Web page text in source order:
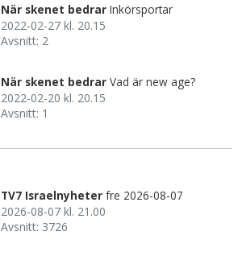
När skenet bedrar Inkörsportar
2022-02-27 kl. 20.15
Avsnitt: 2
När skenet bedrar Vad är new age?
2022-02-20 kl. 20.15
Avsnitt: 1
TV7 Israelnyheter fre 2026-08-07
2026-08-07 kl. 21.00
Avsnitt: 3726